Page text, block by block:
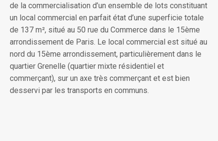
de la commercialisation d’un ensemble de lots constituant
un local commercial en parfait état d’une superficie totale
de 137 m², situé au 50 rue du Commerce dans le 15ème
arrondissement de Paris. Le local commercial est situé au
nord du 15ème arrondissement, particulièrement dans le
quartier Grenelle (quartier mixte résidentiel et
commerçant), sur un axe très commerçant et est bien
desservi par les transports en communs.